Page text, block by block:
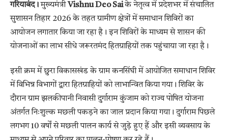
गरियाबंद। मुख्यमंत्रीVishnu Deo Saiके नेतृत्व में प्रदेशभर में संचालित
सुशासन तिहार 2026 के तहत ग्रामीण क्षेत्रों में समाधान शिविरों का
आयोजन लगातार किया जा रहा है। इन शिविरों के माध्यम से शासन की
योजनाओं का लाभ सीधे जरूरतमंद हितग्राहियों तक पहुंचाया जा रहा है।
इसी क्रम में छुरा विकासखंड के ग्राम कनसिंघी में आयोजित समाधान शिविर
में विभिन्न विभागों द्वारा हितग्राहियों को लाभान्वित किया गया। शिविर के
दौरान ग्राम झलकीपानी निवासी दुर्गाराम कुंजाम को राज्य पोषित योजना
अंतर्गत निःशुल्क मछली पकड़ने का जाल प्रदान किया गया। दुर्गाराम पिछले
लगभग 10 वर्षों से मछली पालन कार्य से जुड़े हुए हैं और इसी व्यवसाय के